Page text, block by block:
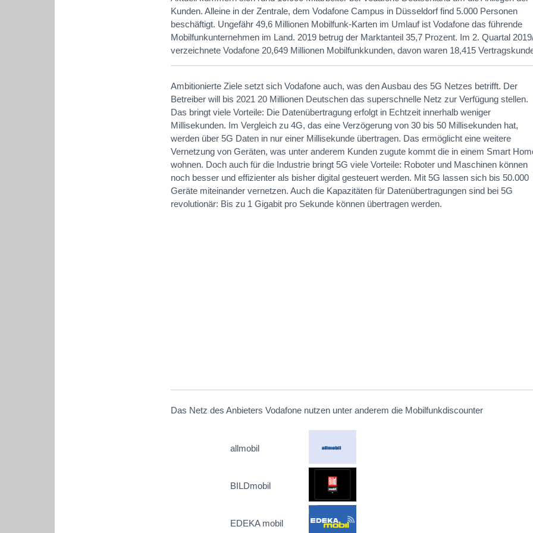
Kunden. Alleine in der Zentrale, dem Vodafone Campus in Düsseldorf find 5.000 Personen
beschäftigt. Ungefähr 49,6 Millionen Mobilfunk-Karten im Umlauf ist Vodafone das führende
Mobilfunkunternehmen im Land. 2019 betrug der Marktanteil 35,7 Prozent. Im 2. Quartal
verzeichnete Vodafone 20,649 Millionen Mobilfunkkunden, davon waren 18,415
Ambitionierte Ziele setzt sich Vodafone auch, was den Ausbau des 5G Netzes betrifft. Der
Betreiber will bis 2021 20 Millionen Deutschen das superschnelle Netz zur Verfügung stellen.
Das bringt viele Vorteile: Die Datenübertragung erfolgt in Echtzeit innerhalb weniger
Millisekunden. Im Vergleich zu 4G, das eine Verzögerung von 30 bis 50 Millisekunden hat,
werden über 5G Daten in nur einer Millisekunde übertragen. Das ermöglicht eine weitere
Vernetzung von Geräten, was unter anderem Kunden zugute kommt die in einem Smart
wohnen. Doch auch für die Industrie bringt 5G viele Vorteile: Roboter und Maschinen können
noch besser und effizienter als bisher digital gesteuert werden. Mit 5G lassen sich bis 50.000
Geräte miteinander vernetzen. Auch die Kapazitäten für Datenübertragungen sind bei 5G
revolutionär: Bis zu 1 Gigabit pro Sekunde können übertragen werden.
Das Netz des Anbieters Vodafone nutzen unter anderem die Mobilfunkdiscounter
allmobil
BILDmobil
EDEKA mobil